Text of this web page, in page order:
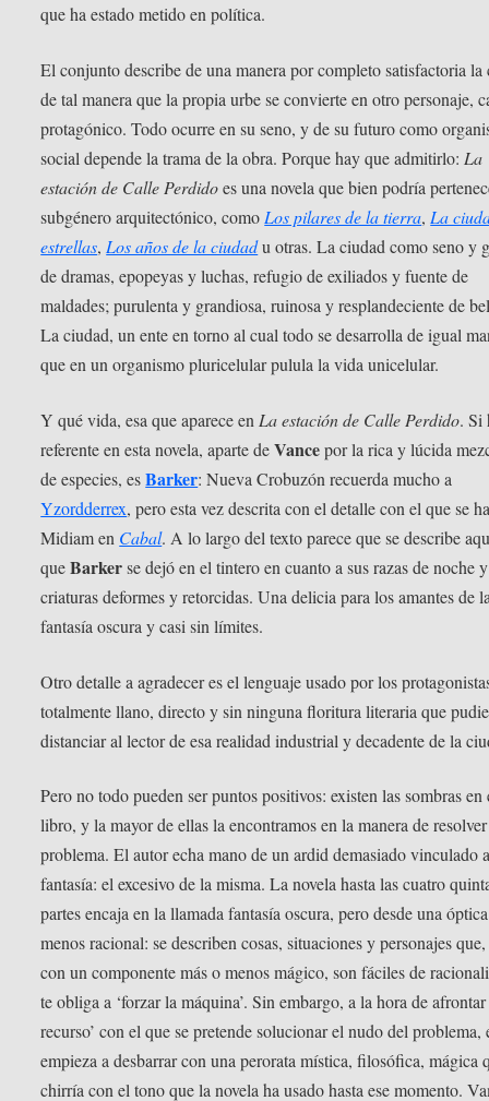
que ha estado metido en política.
El conjunto describe de una manera por completo satisfactoria la
de tal manera que la propia urbe se convierte en otro personaje,
protagónico. Todo ocurre en su seno, y de su futuro como
social depende la trama de la obra. Porque hay que admitirlo: La
estación de Calle Perdidoes una novela que bien podría
subgénero arquitectónico, como Los pilares de la tierra, La
estrellas, Los años de la ciudadu otras. La ciudad como seno y
de dramas, epopeyas y luchas, refugio de exiliados y fuente de
maldades; purulenta y grandiosa, ruinosa y resplandeciente de
La ciudad, un ente en torno al cual todo se desarrolla de igual
que en un organismo pluricelular pulula la vida unicelular.
Y qué vida, esa que aparece en La estación de Calle Perdido. Si
referente en esta novela, aparte deVancepor la rica y lúcida
de especies, esBarker: Nueva Crobuzón recuerda mucho a
Yzordderrex, pero esta vez descrita con el detalle con el que se
Midiam en Cabal. A lo largo del texto parece que se describe
queBarkerse dejó en el tintero en cuanto a sus razas de noche
criaturas deformes y retorcidas. Una delicia para los amantes de
fantasía oscura y casi sin límites.
Otro detalle a agradecer es el lenguaje usado por los
totalmente llano, directo y sin ninguna floritura literaria que
distanciar al lector de esa realidad industrial y decadente de la
Pero no todo pueden ser puntos positivos: existen las sombras en
libro, y la mayor de ellas la encontramos en la manera de
problema. El autor echa mano de un ardid demasiado vinculado
fantasía: el excesivo de la misma. La novela hasta las cuatro
partes encaja en la llamada fantasía oscura, pero desde una
menos racional: se describen cosas, situaciones y personajes
con un componente más o menos mágico, son fáciles de
te obliga a ‘forzar la máquina’. Sin embargo, a la hora de afrontar
recurso’ con el que se pretende solucionar el nudo del problema,
empieza a desbarrar con una perorata mística, filosófica, mágica
chirría con el tono que la novela ha usado hasta ese momento.